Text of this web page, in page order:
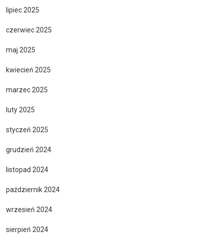
lipiec 2025
czerwiec 2025
maj 2025
kwiecień 2025
marzec 2025
luty 2025
styczeń 2025
grudzień 2024
listopad 2024
październik 2024
wrzesień 2024
sierpień 2024